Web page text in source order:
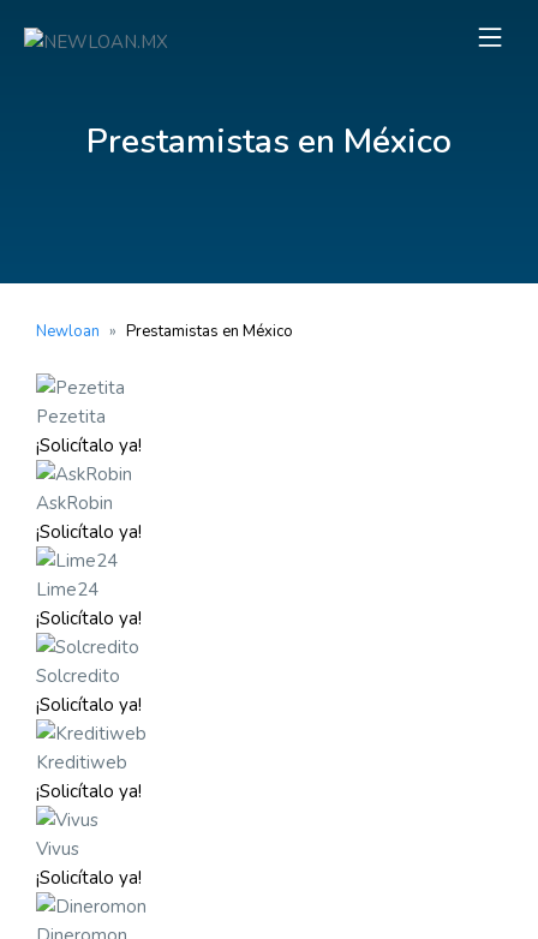
Prestamistas en México
Newloan » Prestamistas en México
Pezetita
¡Solicítalo ya!
AskRobin
¡Solicítalo ya!
Lime24
¡Solicítalo ya!
Solcredito
¡Solicítalo ya!
Kreditiweb
¡Solicítalo ya!
Vivus
¡Solicítalo ya!